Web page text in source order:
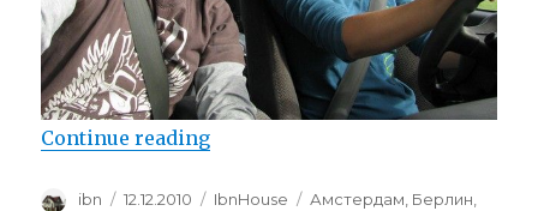
Continue reading“Евротрип 2010 или “галопом
Author
ibn
Posted
12.12.2010 Categories
IbnHouse Tags
Амстердам, Берлин,